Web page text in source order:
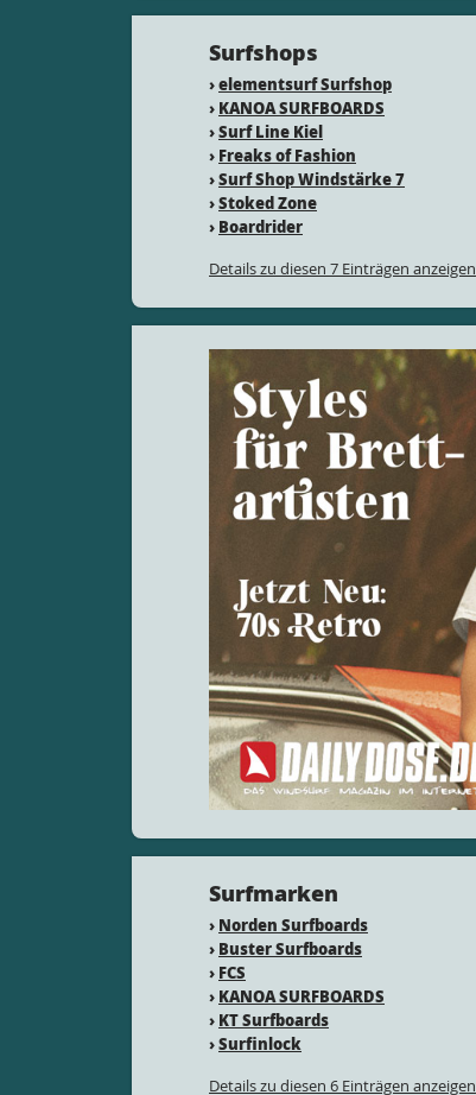
Surfshops
›elementsurf Surfshop
› KANOA SURFBOARDS
›Surf Line Kiel
› Freaks of Fashion
›Surf Shop Windstärke 7
›Stoked Zone
› Boardrider
Details zu diesen 7 Einträgen anzeigen
Surfmarken
› Norden Surfboards
› Buster Surfboards
› FCS
› KANOA SURFBOARDS
› KT Surfboards
›Surfinlock
Details zu diesen 6 Einträgen anzeigen